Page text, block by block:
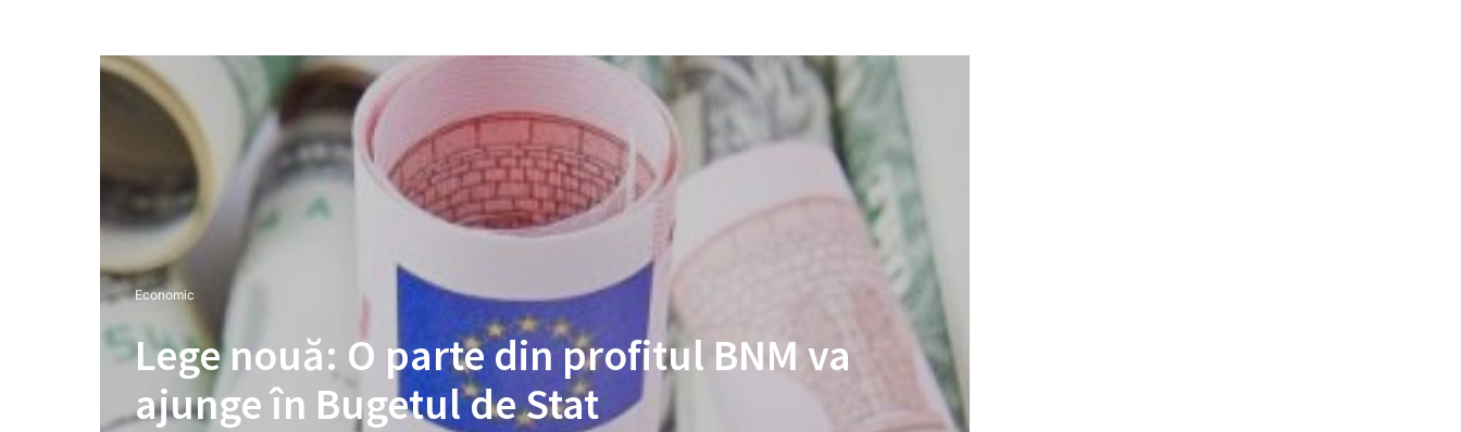
Economic
Lege nouă: O parte din profitul BNM va
ajunge în Bugetul de Stat